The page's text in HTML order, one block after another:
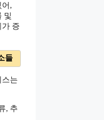
,
및
증
들
스는
, 추